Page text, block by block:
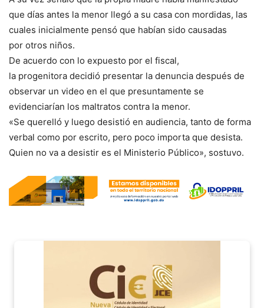
que días antes la menor llegó a su casa con mordidas, las
cuales inicialmente pensó que habían sido causadas
por otros niños.
De acuerdo con lo expuesto por el fiscal,
la progenitora decidió presentar la denuncia después de
observar un video en el que presuntamente se
evidenciarían los maltratos contra la menor.
«Se querelló y luego desistió en audiencia, tanto de forma
verbal como por escrito, pero poco importa que desista.
Quien no va a desistir es el Ministerio Público», sostuvo.